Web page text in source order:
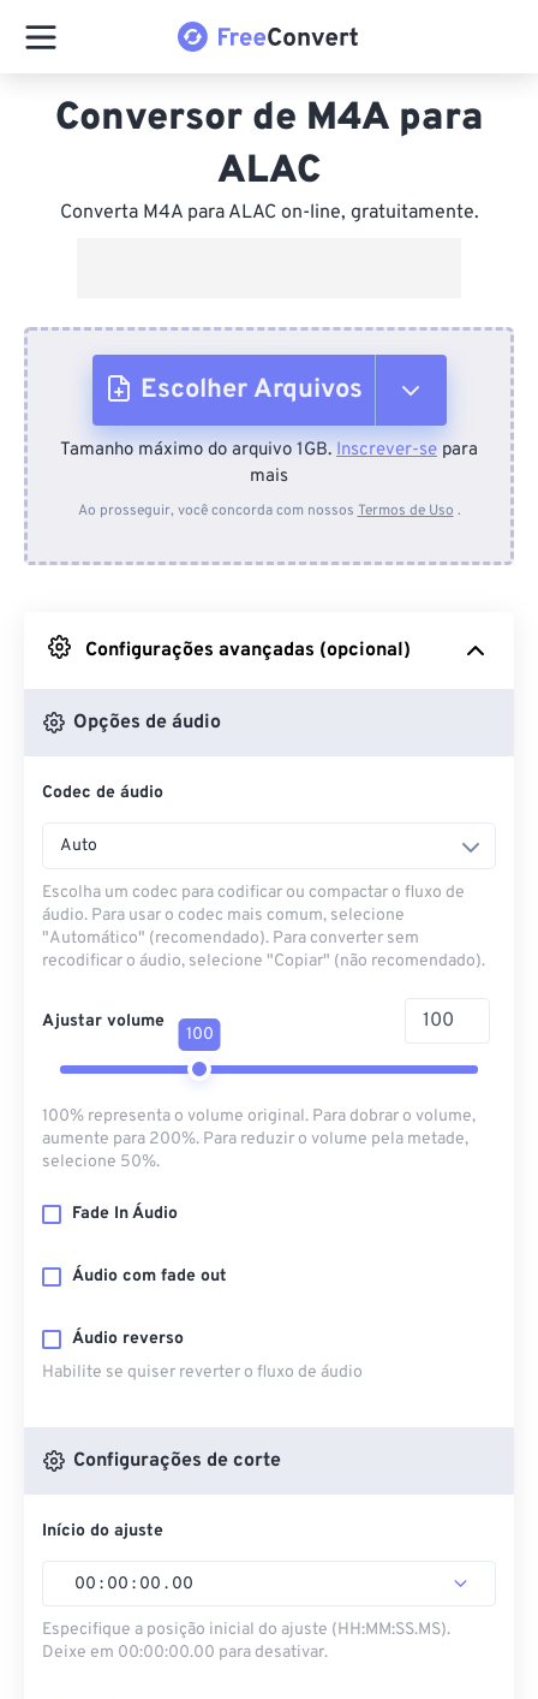
Conversor de M4A para
ALAC
Converta M4A para ALAC on-line, gratuitamente.
Escolher Arquivos
Do dispositivo
Do Google Drive
Do OneDrive
Tamanho máximo do arquivo 1GB. Inscrever-se para
mais
Ao prosseguir, você concorda com nossos Termos de Uso .
Configurações avançadas (opcional)
Opções de áudio
Codec de áudio
Auto
Escolha um codec para codificar ou compactar o fluxo de
áudio. Para usar o codec mais comum, selecione
"Automático" (recomendado). Para converter sem
recodificar o áudio, selecione "Copiar" (não recomendado).
Ajustar volume
100
100% representa o volume original. Para dobrar o volume,
aumente para 200%. Para reduzir o volume pela metade,
selecione 50%.
Fade In Áudio
Áudio com fade out
Áudio reverso
Habilite se quiser reverter o fluxo de áudio
Configurações de corte
Início do ajuste
00 : 00 : 00 . 00
Especifique a posição inicial do ajuste (HH:MM:SS.MS).
Deixe em 00:00:00.00 para desativar.